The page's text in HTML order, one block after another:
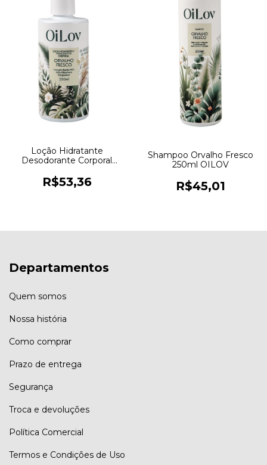
Loção Hidratante
Desodorante Corporal
OILOV
R$53,36
Shampoo Orvalho Fresco
250ml OILOV
R$45,01
Departamentos
Quem somos
Nossa história
Como comprar
Prazo de entrega
Segurança
Troca e devoluções
Política Comercial
Termos e Condições de Uso